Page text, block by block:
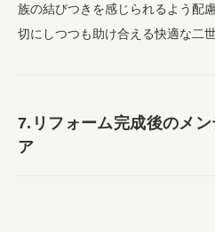
族の結びつきを感じられるよう配
切にしつつも助け合える快適な二
7.リフォーム完成後のメ
ア